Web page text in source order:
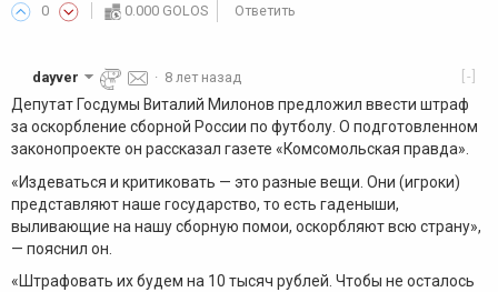
0 0.000 GOLOS Ответить
[-]
dayver · 8 лет назад
Депутат Госдумы Виталий Милонов предложил ввести штраф
за оскорбление сборной России по футболу. О подготовленном
законопроекте он рассказал газете «Комсомольская правда».
«Издеваться и критиковать — это разные вещи. Они (игроки)
представляют наше государство, то есть гаденыши,
выливающие на нашу сборную помои, оскорбляют всю страну»,
— пояснил он.
«Штрафовать их будем на 10 тысяч рублей. Чтобы не осталось